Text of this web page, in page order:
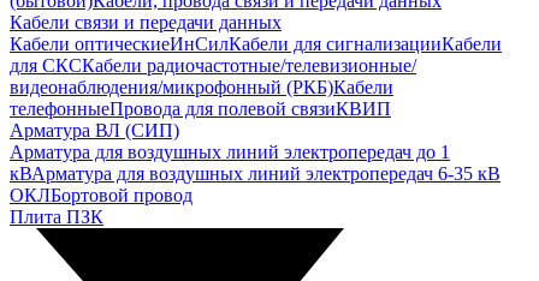
Кабели связи и передачи данных
Кабели оптическиеИнСилКабели для сигнализацииКабели
для СКСКабели радиочастотные/телевизионные/
видеонаблюдения/микрофонный (РКБ)Кабели
телефонныеПровода для полевой связиКВИП
Арматура ВЛ (СИП)
Арматура для воздушных линий электропередач до 1
кВАрматура для воздушных линий электропередач 6-35 кВ
ОКЛБортовой провод
Плита ПЗК